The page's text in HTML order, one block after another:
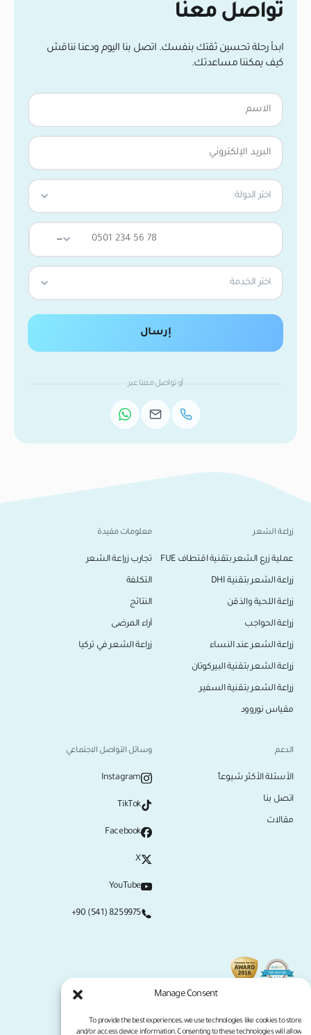
Manage Consent
To provide the best experiences, we use technologies like cookies to store
and/or access device information. Consenting to these technologies will allow
تواصل معنا
ابدأ رحلة تحسين ثقتك بنفسك. اتصل بنا اليوم ودعنا نناقش
كيف يمكننا مساعدتك.
اختر الدولة
—
اختر الخدمة
إرسال
أو تواصل معنا عبر
زراعة الشعر
عملية زرع الشعر بتقنية اقتطاف FUE
زراعة الشعر بتقنية DHI
زراعة اللحية والذقن
زراعة الحواجب
زراعة الشعر عند النساء
زراعة الشعر بتقنية البيركوتان
زراعة الشعر بتقنية السفير
مقياس نوروود
معلومات مفيدة
تجارب زراعة الشعر
التكلفة
النتائج
آراء المرضى
زراعة الشعر في تركيا
الدعم
الأسئلة الأكثر شيوعاً
اتصل بنا
مقالات
وسائل التواصل الاجتماعي
Instagram
TikTok
Facebook
X
YouTube
+90 (541) 8259975